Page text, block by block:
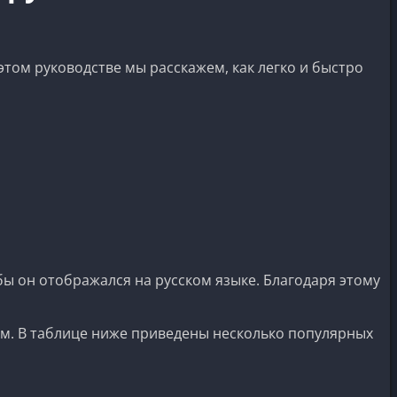
руководстве мы расскажем, как легко и быстро
он отображался на русском языке. Благодаря этому
В таблице ниже приведены несколько популярных